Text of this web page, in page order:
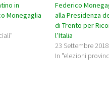
in
Monegaglia
Federico
alla Presidenza
di Trento per
l’Italia
23 Settembre 2018
In "elezioni